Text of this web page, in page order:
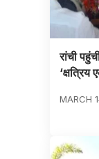
रांची
‘क्षत्रिय
MARCH